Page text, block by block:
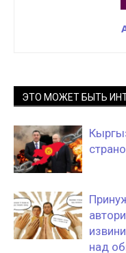
ЭТО МОЖЕТ БЫТЬ
над